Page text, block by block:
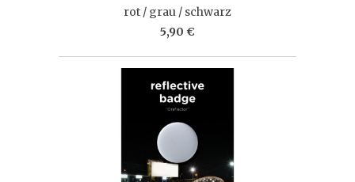
rot / grau / schwarz
5,90 €